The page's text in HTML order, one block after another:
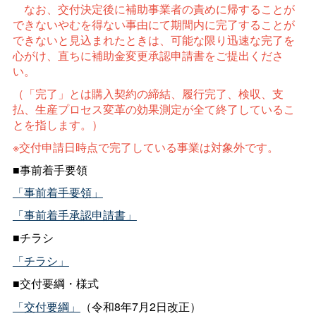
なお、交付決定後に補助事業者の責めに帰することが
できないやむを得ない事由にて期間内に完了することが
できないと見込まれたときは、可能な限り迅速な完了を
心がけ、直ちに補助金変更承認申請書をご提出くださ
い。
（「完了」とは購入契約の締結、履行完了、検収、支
払、生産プロセス変革の効果測定が全て終了しているこ
とを指します。）
※交付申請日時点で完了している事業は対象外です。
■事前着手要領
「事前着手要領」
「事前着手承認申請書」
■チラシ
「チラシ」
■交付要綱・様式
「交付要綱」
（令和8年7月2日改正）